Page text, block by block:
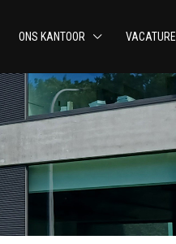
ONS KANTOOR VACATURE